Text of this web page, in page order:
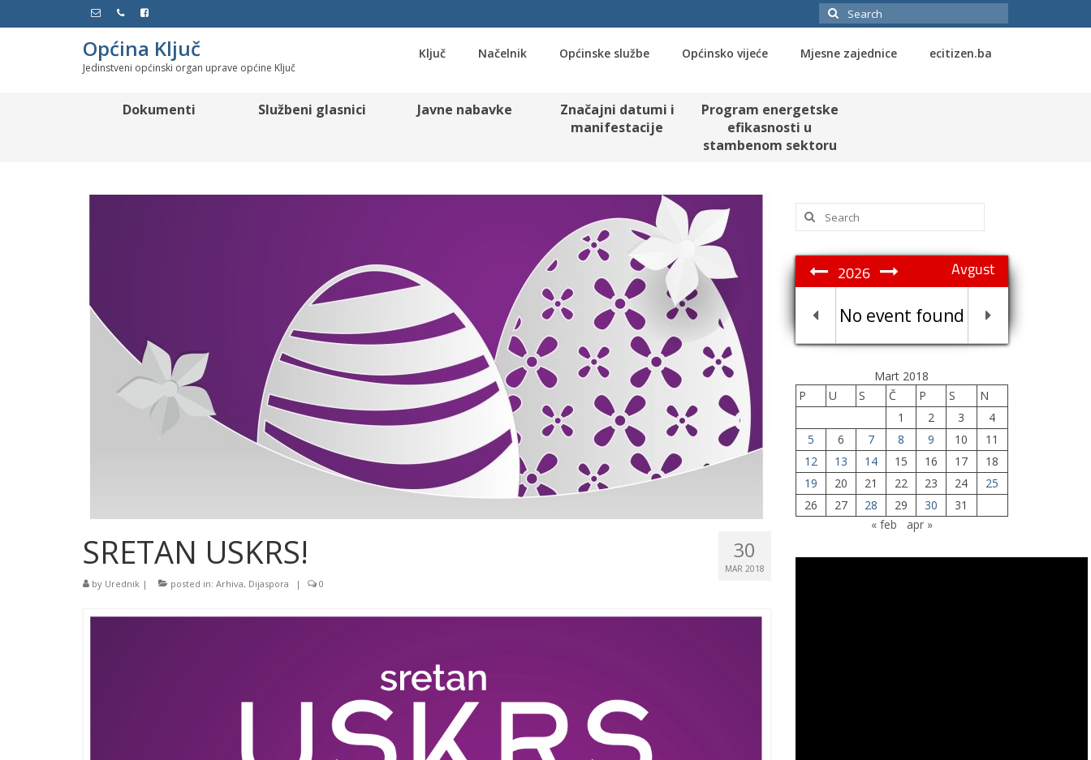
Search
for:
Općina Ključ
Jedinstveni općinski organ uprave općine Ključ
Ključ Načelnik Općinske službe Općinsko vijeće Mjesne zajednice ecitizen.ba
Dokumenti Službeni glasnici Javne nabavke
Značajni datumi i
manifestacije
Program energetske
efikasnosti u
stambenom sektoru
30
MAR 2018
SRETAN USKRS!
by Urednik | posted in: Arhiva, Dijaspora | 0
Search
for:
Avgust
2026
No event found
Mart 2018
P
U S Č P S
N
1
2 3
4
5
6 7 8 9 10
11
12
13 14 15 16 17
18
19
20 21 22 23 24
25
26
27 28 29 30
31
« feb
apr »